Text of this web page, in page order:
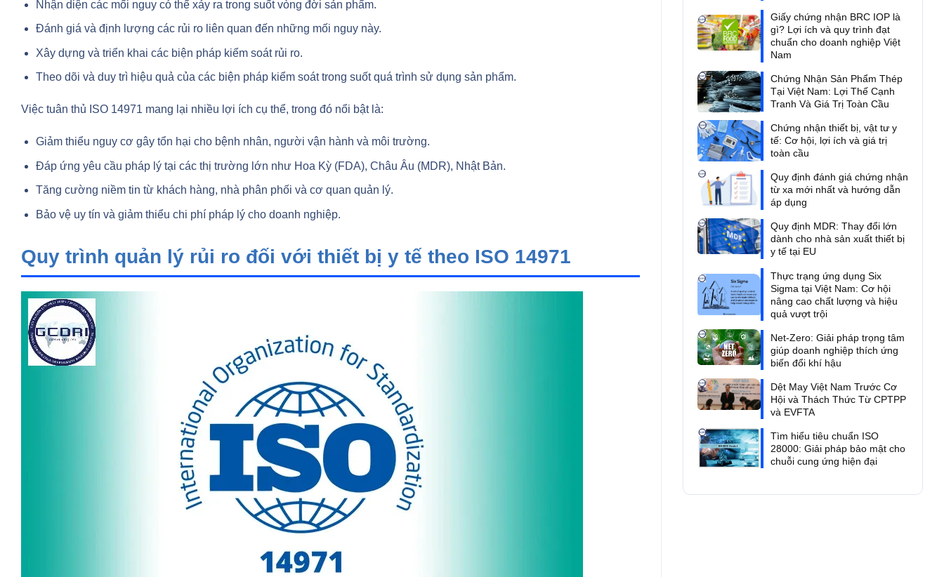
Nhận diện các mối nguy có thể xảy ra trong suốt vòng đời sản phẩm.
Đánh giá và định lượng các rủi ro liên quan đến những mối nguy này.
Xây dựng và triển khai các biện pháp kiểm soát rủi ro.
Theo dõi và duy trì hiệu quả của các biện pháp kiểm soát trong suốt quá trình sử dụng sản phẩm.
Việc tuân thủ ISO 14971 mang lại nhiều lợi ích cụ thể, trong đó nổi bật là:
Giảm thiểu nguy cơ gây tổn hại cho bệnh nhân, người vận hành và môi trường.
Đáp ứng yêu cầu pháp lý tại các thị trường lớn như Hoa Kỳ (FDA), Châu Âu (MDR), Nhật Bản.
Tăng cường niềm tin từ khách hàng, nhà phân phối và cơ quan quản lý.
Bảo vệ uy tín và giảm thiểu chi phí pháp lý cho doanh nghiệp.
Quy trình quản lý rủi ro đối với thiết bị y tế theo ISO 14971
Giấy chứng nhận BRC IOP là
gì? Lợi ích và quy trình đạt
chuẩn cho doanh nghiệp Việt
Nam
Chứng Nhận Sản Phẩm Thép
Tại Việt Nam: Lợi Thế Cạnh
Tranh Và Giá Trị Toàn Cầu
Chứng nhận thiết bị, vật tư y
tế: Cơ hội, lợi ích và giá trị
toàn cầu
Quy định đánh giá chứng nhận
từ xa mới nhất và hướng dẫn
áp dụng
Quy định MDR: Thay đổi lớn
dành cho nhà sản xuất thiết bị
y tế tại EU
Thực trạng ứng dụng Six
Sigma tại Việt Nam: Cơ hội
nâng cao chất lượng và hiệu
quả vượt trội
Net-Zero: Giải pháp trọng tâm
giúp doanh nghiệp thích ứng
biến đổi khí hậu
Dệt May Việt Nam Trước Cơ
Hội và Thách Thức Từ CPTPP
và EVFTA
Tìm hiểu tiêu chuẩn ISO
28000: Giải pháp bảo mật cho
chuỗi cung ứng hiện đại